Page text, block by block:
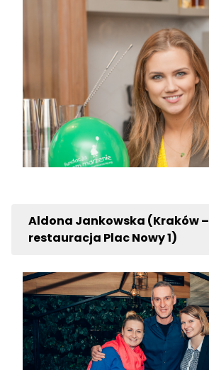
Aldona Jankowska (Kraków –
restauracja Plac Nowy 1)